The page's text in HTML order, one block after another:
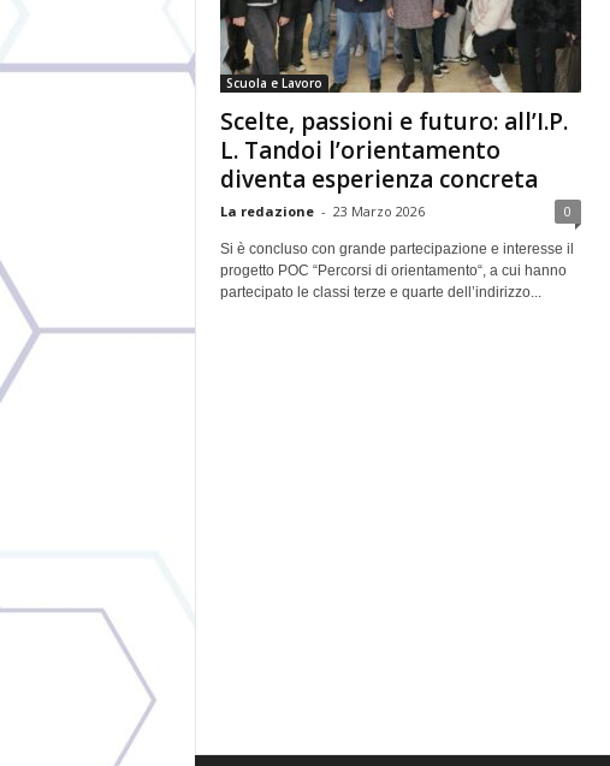
Scuola e Lavoro
Scelte, passioni e futuro: all’I.P.
L. Tandoi l’orientamento
diventa esperienza concreta
La redazione - 23 Marzo 2026 0
Si è concluso con grande partecipazione e interesse il
progetto POC “Percorsi di orientamento“, a cui hanno
partecipato le classi terze e quarte dell’indirizzo...